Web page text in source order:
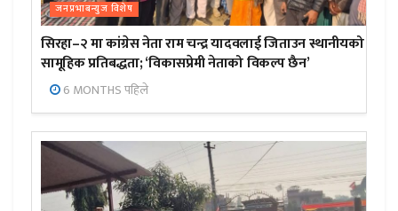
जनप्रभाबन्युज विशेष
सिरहा–२ मा कांग्रेस नेता राम चन्द्र यादवलाई जिताउन स्थानीयको
सामूहिक प्रतिबद्धता; ‘विकासप्रेमी नेताको विकल्प छैन’
6 MONTHS पहिले